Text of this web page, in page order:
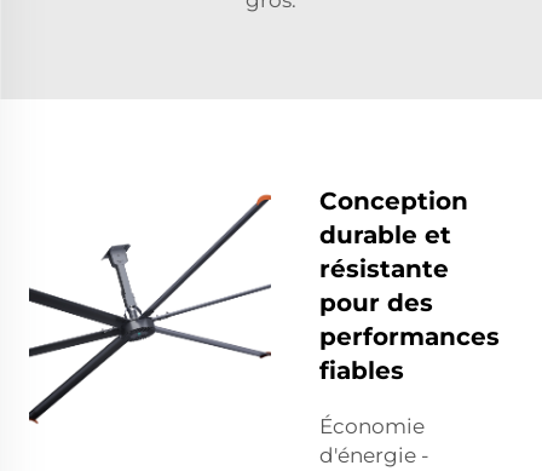
Conception
durable et
résistante
pour des
performances
fiables
Économie
d'énergie -